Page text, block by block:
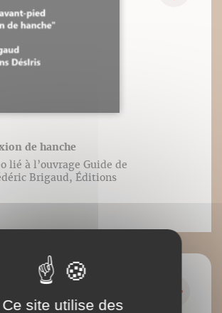
de hanche
lié à l’ouvrage Guide de
Brigaud, Éditions
Ce site utilise des